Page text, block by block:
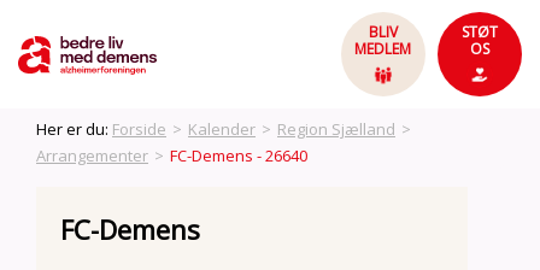
BLIV
MEDLEM
STØT
OS
Her er du: Forside > Kalender > Region Sjælland >
Arrangementer > FC-Demens - 26640
FC-Demens